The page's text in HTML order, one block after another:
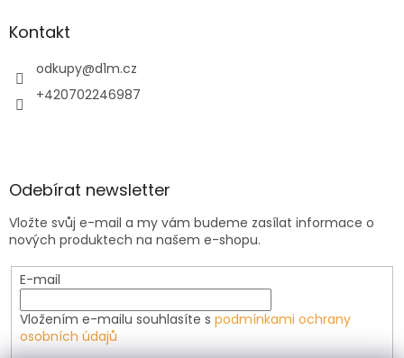
Kontakt
odkupy@d1m.cz
+420702246987
Odebírat newsletter
Vložte svůj e-mail a my vám budeme zasílat informace o
nových produktech na našem e-shopu.
E-mail
Vložením e-mailu souhlasíte s podmínkami ochrany
osobních údajů